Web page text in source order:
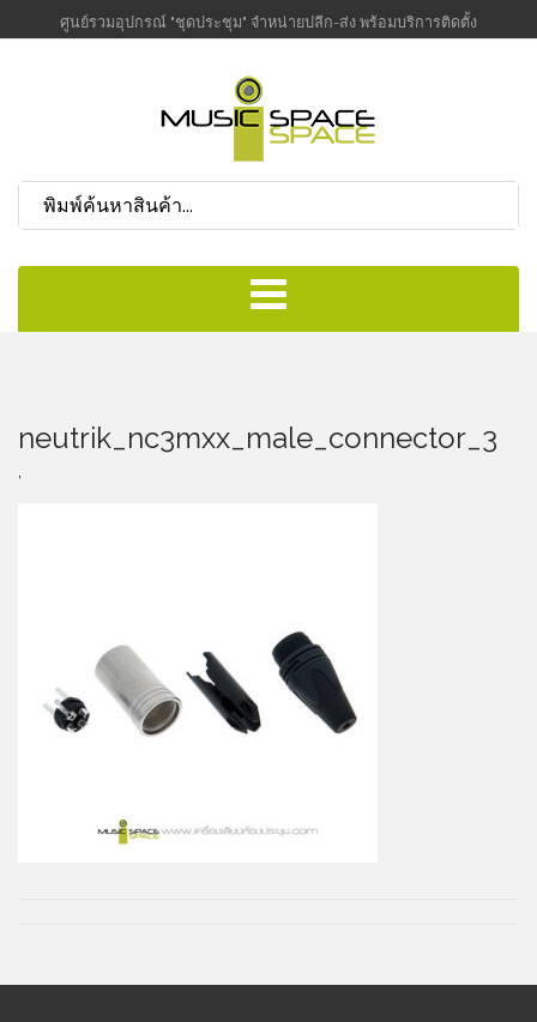
ศูนย์รวมอุปกรณ์ "ชุดประชุม" จำหน่ายปลีก-ส่ง พร้อมบริการติดตั้ง
neutrik_nc3mxx_male_connector_3